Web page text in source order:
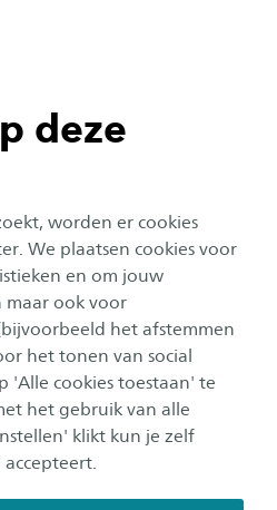
deze
worden er cookies
We plaatsen cookies voor
en om jouw
maar ook voor
het afstemmen
het tonen van social
'Alle cookies toestaan' te
het gebruik van alle
klikt kun je zelf
accepteert.
verpleegkundig
met
leiderschap